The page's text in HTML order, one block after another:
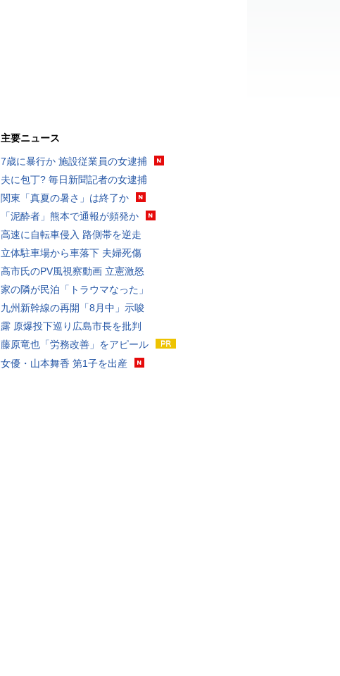
主要ニュース
7歳に暴行か 施設従業員の女逮捕
夫に包丁? 毎日新聞記者の女逮捕
関東「真夏の暑さ」は終了か
「泥酔者」熊本で通報が頻発か
高速に自転車侵入 路側帯を逆走
立体駐車場から車落下 夫婦死傷
高市氏のPV風視察動画 立憲激怒
家の隣が民泊「トラウマなった」
九州新幹線の再開「8月中」示唆
露 原爆投下巡り広島市長を批判
藤原竜也「労務改善」をアピール
女優・山本舞香 第1子を出産